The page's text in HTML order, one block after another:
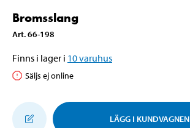
Bromsslang
Art.66-198
Finns i lager i 10varuhus
Säljs ej online
LÄGG I KUNDVAGNEN